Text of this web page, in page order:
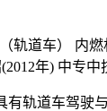
有轨道车驾驶